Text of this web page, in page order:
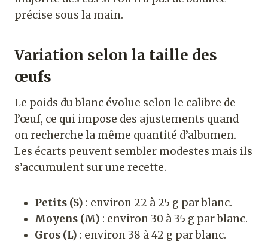
précise sous la main.
Variation selon la taille des
œufs
Le poids du blanc évolue selon le calibre de
l’œuf, ce qui impose des ajustements quand
on recherche la même quantité d’albumen.
Les écarts peuvent sembler modestes mais ils
s’accumulent sur une recette.
Petits (S) : environ 22 à 25 g par blanc.
Moyens (M) : environ 30 à 35 g par blanc.
Gros (L) : environ 38 à 42 g par blanc.